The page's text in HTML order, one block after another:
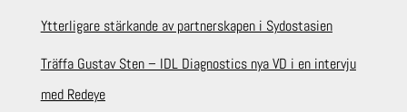
Ytterligare stärkande av partnerskapen i Sydostasien
Träffa Gustav Sten – IDL Diagnostics nya VD i en intervju
med Redeye